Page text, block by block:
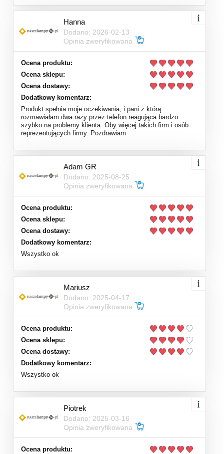
Hanna
Dodano: 2026-02-13
Opinia zweryfikowana
Ocena produktu:
Ocena sklepu:
Ocena dostawy:
Dodatkowy komentarz:
Produkt spełnia moje oczekiwania, i pani z którą
rozmawiałam dwa razy przez telefon reagująca bardzo
szybko na problemy klienta. Oby więcej takich firm i osób
reprezentujących firmy. Pozdrawiam
Adam GR
Dodano: 2025-08-25
Opinia zweryfikowana
Ocena produktu:
Ocena sklepu:
Ocena dostawy:
Dodatkowy komentarz:
Wszystko ok
Mariusz
Dodano: 2025-04-17
Opinia zweryfikowana
Ocena produktu:
Ocena sklepu:
Ocena dostawy:
Dodatkowy komentarz:
Wszystko ok
Piotrek
Dodano: 2025-03-16
Opinia zweryfikowana
Ocena produktu: